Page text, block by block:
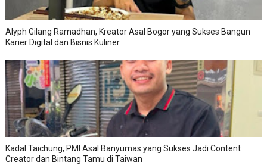
Alyph Gilang Ramadhan, Kreator Asal Bogor yang Sukses Bangun
Karier Digital dan Bisnis Kuliner
Kadal Taichung, PMI Asal Banyumas yang Sukses Jadi Content
Creator dan Bintang Tamu di Taiwan